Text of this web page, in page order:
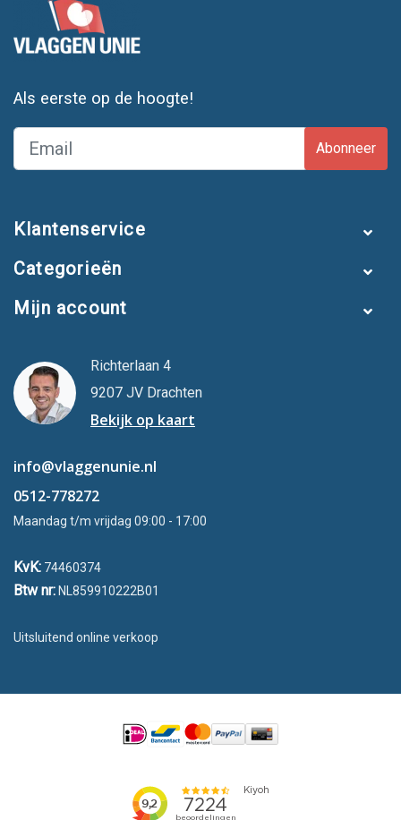
Als eerste op de hoogte!
Abonneer
Klantenservice
Categorieën
Mijn account
Richterlaan 4
9207 JV Drachten
Bekijk op kaart
info@vlaggenunie.nl
0512-778272
Maandag t/m vrijdag 09:00 - 17:00
KvK: 74460374
Btw nr: NL859910222B01
Uitsluitend online verkoop